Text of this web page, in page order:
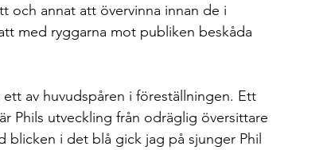
och annat att övervinna innan de i
med ryggarna mot publiken beskåda
av huvudspåren i föreställningen. Ett
Phils utveckling från odräglig översittare
i det blå gick jag på sjunger Phil